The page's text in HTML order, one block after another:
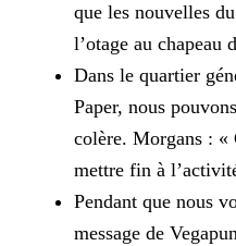
que les nouvelles
l’otage au chapeau
Dans le quartier
Paper, nous
colère. Morgans : «
mettre fin à
Pendant que nous
message de